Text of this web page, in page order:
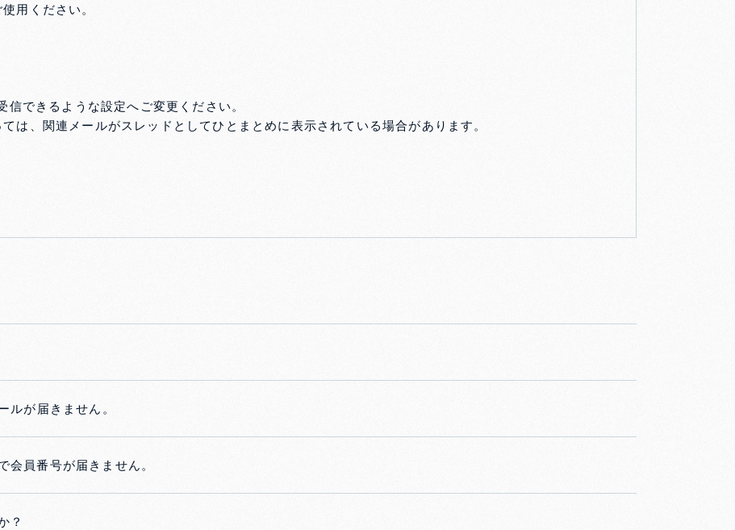
用ください。
できるような設定へご変更ください。
は、関連メールがスレッドとしてひとまとめに表示されている場合があります。
ルが届きません。
会員番号が届きません。
？